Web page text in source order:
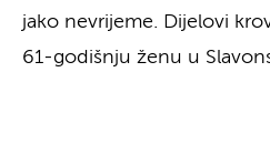
jako nevrijeme. Dijelovi
61-godišnju ženu u